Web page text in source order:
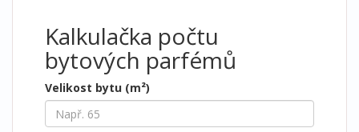
Kalkulačka počtu
bytových parfémů
Velikost bytu (m²)